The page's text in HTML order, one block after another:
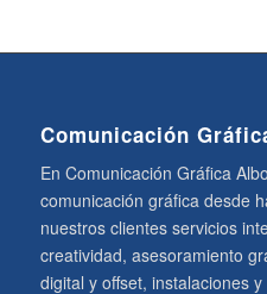
Comunicación
En Comunicación Gráfica
comunicación gráfica desde
nuestros clientes servicios
creatividad, asesoramiento
digital y offset, instalaciones